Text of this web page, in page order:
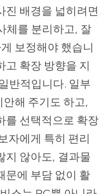
진 배경을 넓히려면
체를 분리하고, 잘
보정해야 했습니
고 확장 방향을 지
반적입니다. 일부
해 주기도 하고,
를 선택적으로 확장
자에게 특히 편리
지 않아도, 결과물
문에 부담 없이 활